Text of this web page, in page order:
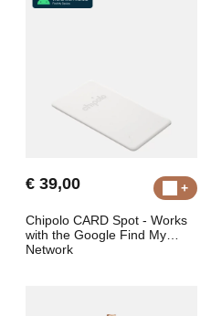
€ 39,00
Chipolo CARD Spot - Works
with the Google Find My
Network